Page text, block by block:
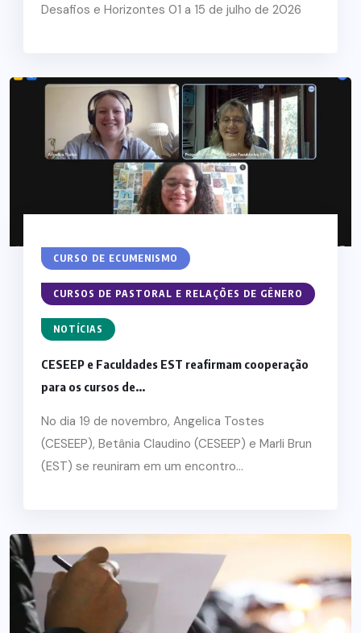
Desafios e Horizontes 01 a 15 de julho de 2026
CURSO DE ECUMENISMO
CURSOS DE PASTORAL E RELAÇÕES DE GÊNERO
NOTÍCIAS
CESEEP e Faculdades EST reafirmam cooperação
para os cursos de...
No dia 19 de novembro, Angelica Tostes
(CESEEP), Betânia Claudino (CESEEP) e Marli Brun
(EST) se reuniram em um encontro...